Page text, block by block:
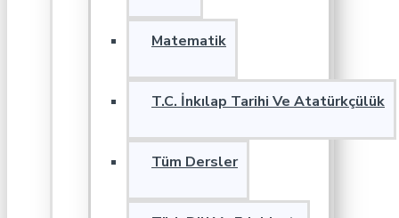
Matematik
T.C. İnkılap Tarihi Ve Atatürkçülük
Tüm Dersler